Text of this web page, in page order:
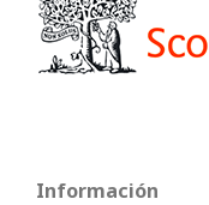
Información